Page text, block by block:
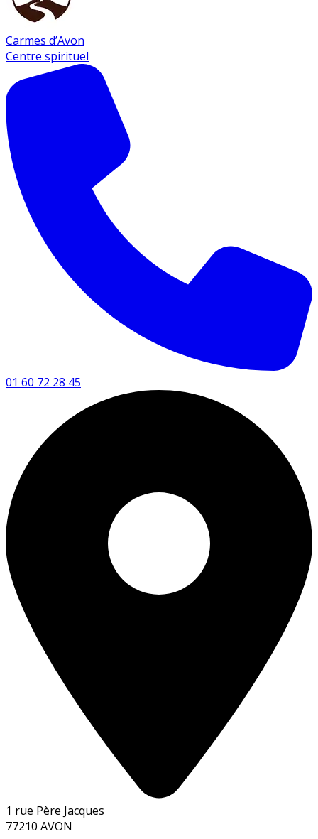
Carmes d’Avon
Centre spirituel
01 60 72 28 45
1 rue Père Jacques
77210 AVON